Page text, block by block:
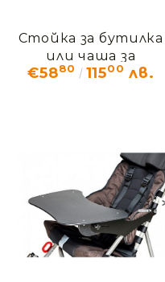
Стойка за бутилка
или чаша за
количка ОМБРЕЛО
€5880 11500 лв.